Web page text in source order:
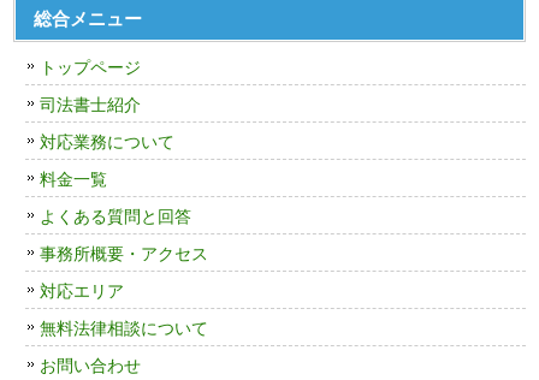
総合メニュー
トップページ
司法書士紹介
対応業務について
料金一覧
よくある質問と回答
事務所概要・アクセス
対応エリア
無料法律相談について
お問い合わせ